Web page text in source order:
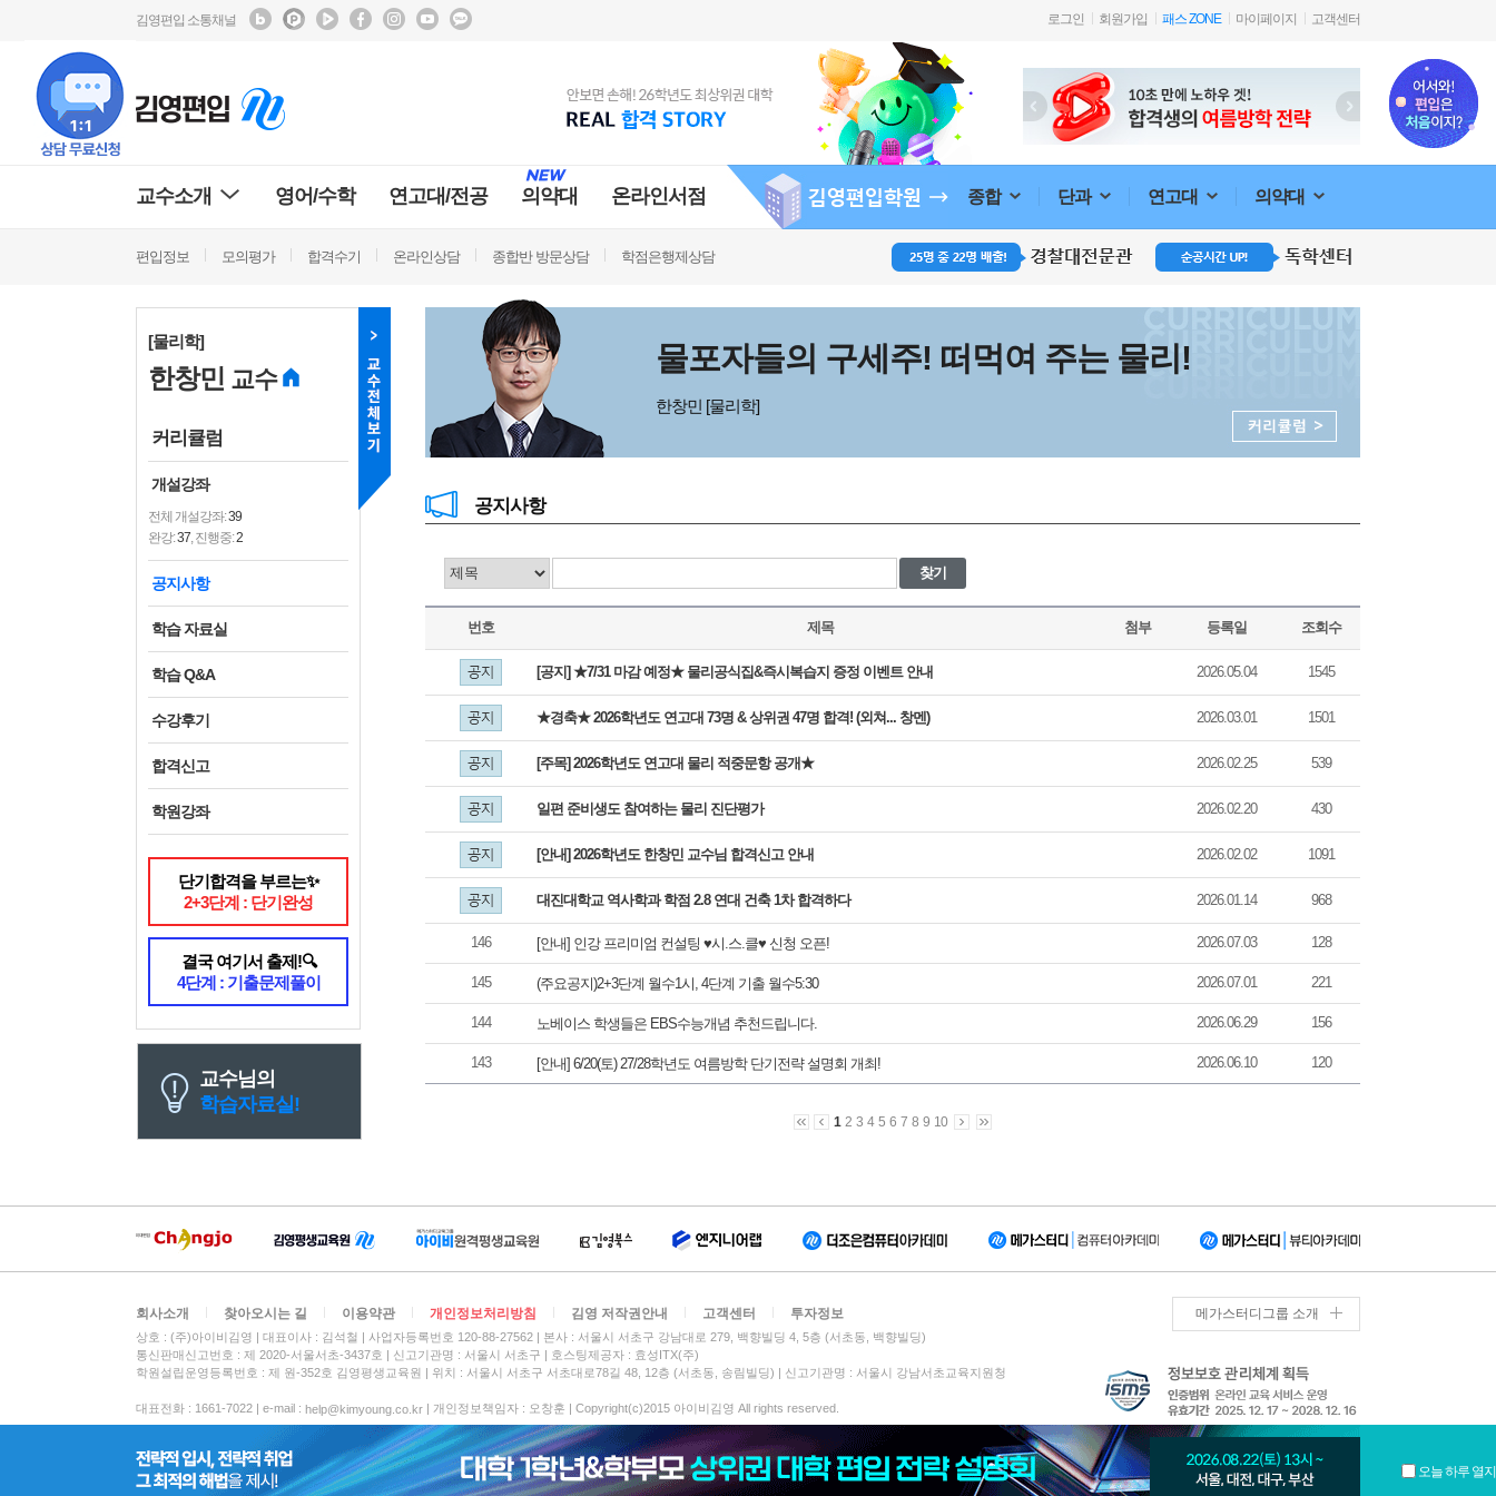
김영편입 소통채널 로그인 회원가입 패스 ZONE 마이페이지 고객센터
교수소개 영어/수학 연고대/전공 의약대 온라인서점 종합 단과 연고대 의약대
편입정보 모의평가 합격수기 온라인상담 종합반 방문상담 학점은행제상담
[물리학]
한창민 교수
커리큘럼
개설강좌
전체 개설강좌:39
완강:37, 진행중:2
공지사항
학습 자료실
학습 Q&A
수강후기
합격신고
학원강좌
단기합격을 부르는✨
2+3단계 : 단기완성
결국 여기서 출제!🔍
4단계 : 기출문제풀이
교수님의
학습자료실!
물포자들의 구세주! 떠먹여 주는 물리!
한창민 [물리학]
공지사항
찾기
번호 제목 첨부 등록일 조회수
[공지] ★7/31 마감 예정★ 물리공식집&즉시복습지 증정 이벤트 안내 2026.05.04 1545
★경축★ 2026학년도 연고대 73명 & 상위권 47명 합격! (외쳐... 창멘) 2026.03.01 1501
[주목] 2026학년도 연고대 물리 적중문항 공개★ 2026.02.25 539
일편 준비생도 참여하는 물리 진단평가 2026.02.20 430
[안내] 2026학년도 한창민 교수님 합격신고 안내 2026.02.02 1091
대진대학교 역사학과 학점 2.8 연대 건축 1차 합격하다 2026.01.14 968
146 [안내] 인강 프리미엄 컨설팅 ♥시.스.클♥ 신청 오픈! 2026.07.03 128
145 (주요공지)2+3단계 월수1시, 4단계 기출 월수5:30 2026.07.01 221
144 노베이스 학생들은 EBS수능개념 추천드립니다. 2026.06.29 156
143 [안내] 6/20(토) 27/28학년도 여름방학 단기전략 설명회 개최! 2026.06.10 120
1 2 3 4 5 6 7 8 9 10
회사소개 찾아오시는 길 이용약관 개인정보처리방침 김영 저작권안내 고객센터 투자정보 메가스터디그룹 소개
상호 : (주)아이비김영 대표이사 : 김석철 사업자등록번호 120-88-27562
본사 : 서울시 서초구 강남대로 279, 백향빌딩 4, 5층 (서초동, 백향빌딩)
통신판매신고번호 : 제 2020-서울서초-3437호
신고기관명 : 서울시 서초구
호스팅제공자 : 효성ITX(주)
학원설립운영등록번호 : 제 원-352호 김영평생교육원 | 위치 : 서울시 서초구 서초대로78길 48, 12층 (서초동, 송림빌딩) | 신고기관명 : 서울시 강남서초교육지원청
대표전화 : 1661-7022 | e-mail : help@kimyoung.co.kr | 개인정보책임자 : 오창훈 | Copyright(c)2015 아이비김영 All rights reserved.
오늘 하루 열